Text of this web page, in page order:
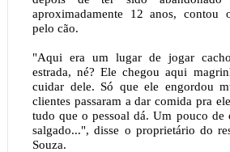
aproximadamente 12 anos, contou
pelo cão.
"Aqui era um lugar de jogar
estrada, né? Ele chegou aqui
cuidar dele. Só que ele engordou
clientes passaram a dar comida pra
tudo que o pessoal dá. Um pouco de
salgado...", disse o proprietário do
Souza.